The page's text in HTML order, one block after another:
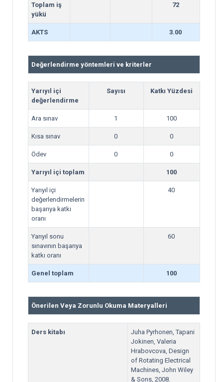
Toplam iş
yükü
72
AKTS 3.00
Değerlendirme yöntemleri ve kriterler
Yarıyıl içi
değerlendirme
Sayısı Katkı Yüzdesi
Ara sınav 1 100
Kısa sınav 0 0
Ödev 0 0
Yarıyıl içi toplam 100
Yarıyıl içi
değerlendirmelerin
başarıya katkı
oranı
40
Yarıyıl sonu
sınavının başarıya
katkı oranı
60
Genel toplam 100
Önerilen Veya Zorunlu Okuma Materyalleri
Ders kitabı
Juha Pyrhonen, Tapani
Jokinen, Valeria
Hrabovcova, Design
of Rotating Electrical
Machines, John Wiley
& Sons, 2008.